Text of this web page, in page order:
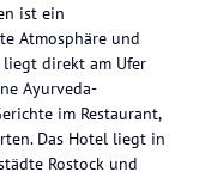
ist ein
Atmosphäre und
direkt am Ufer
Ayurveda-
im Restaurant,
Das Hotel liegt in
Rostock und